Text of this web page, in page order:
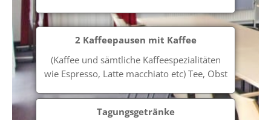
2 Kaffeepausen mit Kaffee
(Kaffee und sämtliche Kaffeespezialitäten
wie Espresso, Latte macchiato etc) Tee, Obst
Tagungsgetränke